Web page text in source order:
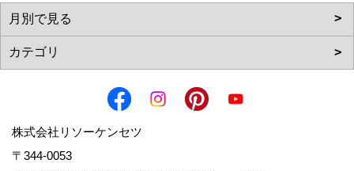
株式会社リソーケンセツ
〒344-0053